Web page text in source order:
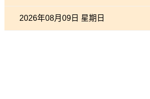
2026年08月09日 星期日